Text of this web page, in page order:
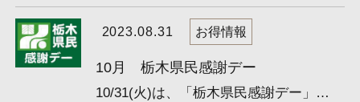
2023.08.31 お得情報
10月 栃木県民感謝デー
10/31(火)は、「栃木県民感謝デー」です。 栃木県民の方は特別料金でゴルフができる、大変お得な日です！ ご...